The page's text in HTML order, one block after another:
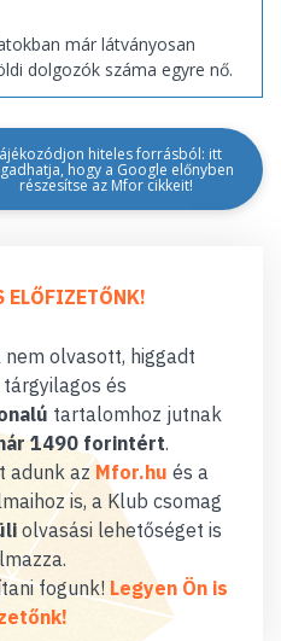
már látványosan
dolgozók száma egyre nő.
hiteles forrásból: itt
hogy a Google előnyben
részesítse az Mfor cikkeit!
ELŐFIZETŐNK!
olvasott, higgadt
és
tartalomhoz jutnak
1490 forintért.
adunk az Mfor.hu és a
is, a Klub csomag
olvasási lehetőséget is
fogunk! Legyen Ön is